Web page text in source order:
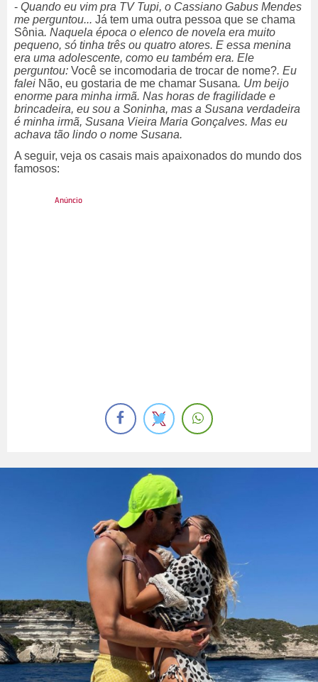
- Quando eu vim pra TV Tupi, o Cassiano Gabus Mendes
me perguntou... Já tem uma outra pessoa que se chama
Sônia. Naquela época o elenco de novela era muito
pequeno, só tinha três ou quatro atores. E essa menina
era uma adolescente, como eu também era. Ele
perguntou: Você se incomodaria de trocar de nome?. Eu
falei Não, eu gostaria de me chamar Susana. Um beijo
enorme para minha irmã. Nas horas de fragilidade e
brincadeira, eu sou a Soninha, mas a Susana verdadeira
é minha irmã, Susana Vieira Maria Gonçalves. Mas eu
achava tão lindo o nome Susana.
A seguir, veja os casais mais apaixonados do mundo dos
famosos: